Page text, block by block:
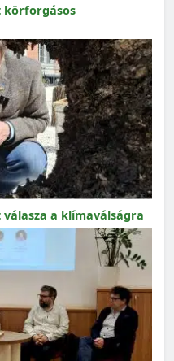
körforgásos
válasza a klímaválságra